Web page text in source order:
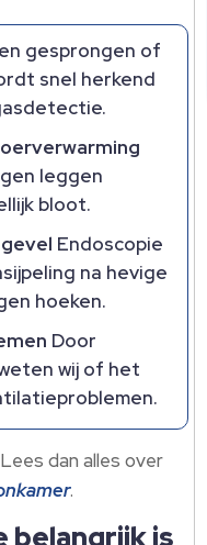
gesprongen of
snel herkend
leggen
bloot.​
Endoscopie
na hevige
hoeken.​
Door
wij of het
dan alles over
.​